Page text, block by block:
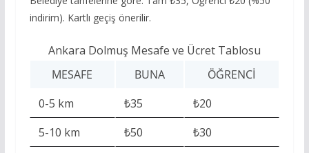
indirim). Kartlı geçiş önerilir.
Ankara Dolmuş Mesafe ve Ücret Tablosu
MESAFE
BUNA
ÖĞRENCI
0-5 km
₺35
₺20
5-10 km
₺50
₺30